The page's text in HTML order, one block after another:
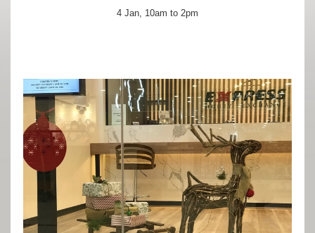
4 Jan, 10am to 2pm